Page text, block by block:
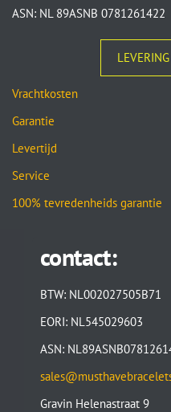
ASN: NL 89ASNB 0781261422
Vrachtkosten
Garantie
Levertijd
Service
100% tevredenheids garantie
contact:
BTW: NL002027505B71
EORI: NL545029603
ASN:
Gravin Helenastraat 9